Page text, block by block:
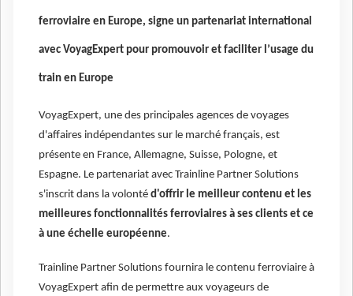
ferroviaire en Europe, signe un partenariat international
avec VoyagExpert pour promouvoir et faciliter l’usage du
train en Europe
VoyagExpert, une des principales agences de voyages
d'affaires indépendantes sur le marché français, est
présente en France, Allemagne, Suisse, Pologne, et
Espagne. Le partenariat avec Trainline Partner Solutions
s'inscrit dans la volonté d'offrir le meilleur contenu et les
meilleures fonctionnalités ferroviaires à ses clients et ce
à une échelle européenne.
Trainline Partner Solutions fournira le contenu ferroviaire à
VoyagExpert afin de permettre aux voyageurs de